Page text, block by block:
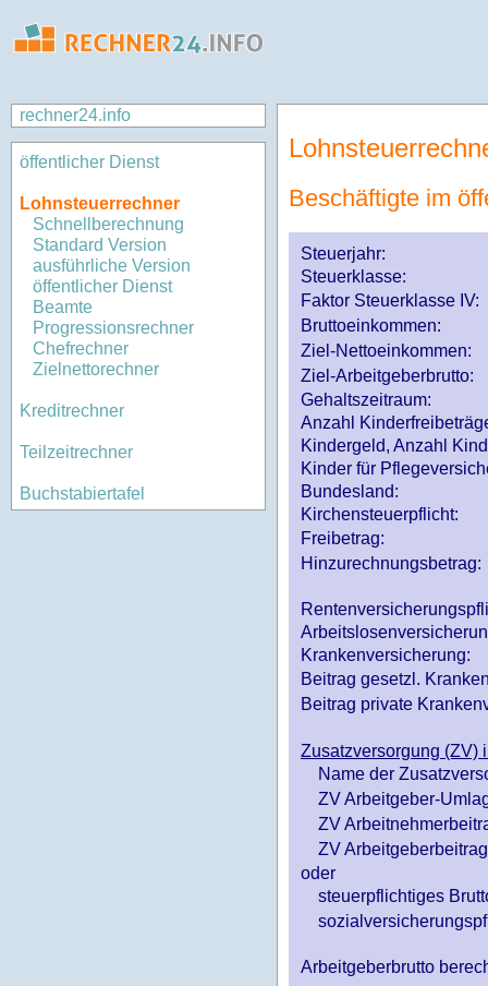
rechner24.info
öffentlicher Dienst
Lohnsteuerrechner
Schnellberechnung
Standard Version
ausführliche Version
öffentlicher Dienst
Beamte
Progressionsrechner
Chefrechner
Zielnettorechner
Kreditrechner
Teilzeitrechner
Buchstabiertafel
Beschäftigte im
Steuerjahr:
Steuerklasse:
Faktor Steuerklasse IV:
Bruttoeinkommen:
Ziel-Nettoeinkommen:
Ziel-Arbeitgeberbrutto:
Gehaltszeitraum:
Anzahl
Kindergeld, Anzahl
Kinder für
Bundesland:
Kirchensteuerpflicht:
Freibetrag:
Hinzurechnungsbetrag:
Krankenversicherung:
Beitrag gesetzl.
Beitrag private
Zusatzversorgung (ZV)
Name der
ZV Arbeitgeber-
ZV
ZV
oder
steuerpflichtiges
Arbeitgeberbrutto